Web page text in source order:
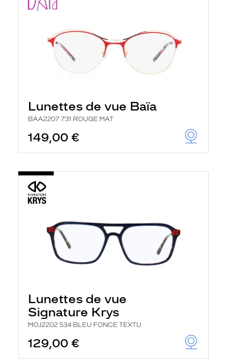
Lunettes de vue Baïa
BAA2207 731 ROUGE MAT
149,00 €
Lunettes de vue
Signature Krys
MOJ2202 534 BLEU FONCE TEXTU
129,00 €